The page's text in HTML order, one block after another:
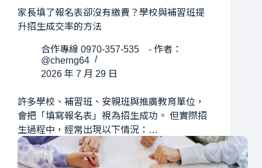
家長填了報名表卻沒有繳費？學校與補習班提
升招生成交率的方法
合作專線 0970-357-535 - 作者：
@cherng64
2026 年 7 月 29 日
許多學校、補習班、安親班與推廣教育單位，
會把「填寫報名表」視為招生成功。 但實際招
生過程中，經常出現以下情況：…